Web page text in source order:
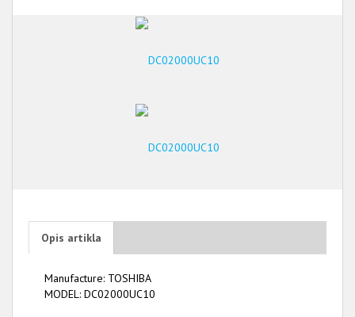
Opis artikla
Manufacture: TOSHIBA
MODEL: DC02000UC10